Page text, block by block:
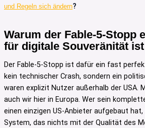
und Regeln sich ändern?
Warum der Fable-5-Stopp
für digitale Souveränität ist
Der Fable-5-Stopp ist dafür ein fast
kein technischer Crash, sondern ein
waren explizit Nutzer außerhalb der USA.
auch wir hier in Europa. Wer sein
einen einzigen US-Anbieter aufgebaut
System, das nichts mit der Qualität des